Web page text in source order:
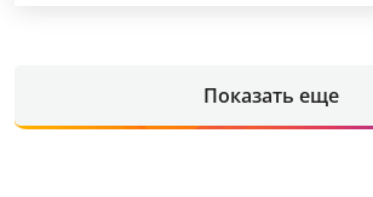
Показать еще